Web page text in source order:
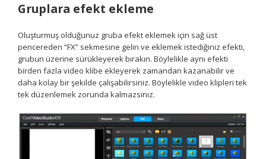
Gruplara efekt ekleme
Oluşturmuş olduğunuz gruba efekt eklemek için sağ üst
pencereden “FX” sekmesine gelin ve eklemek istediğiniz efekti,
grubun üzerine sürükleyerek bırakın. Böylelikle aynı efekti
birden fazla video klibe ekleyerek zamandan kazanabilir ve
daha kolay bir şekilde çalışabilirsiniz. Böylelikle video klipleri tek
tek düzenlemek zorunda kalmazsınız.